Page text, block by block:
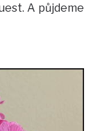
A půjdeme